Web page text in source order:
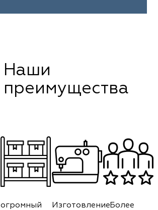
Наши
преимущества
огромный
ИзготовлениеБолее